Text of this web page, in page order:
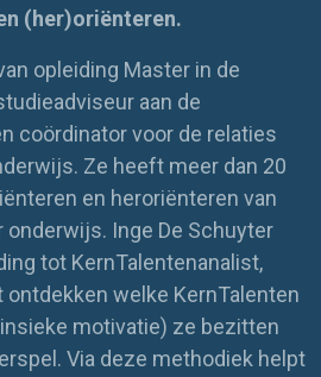
(her)oriënteren.
opleiding Master in de
aan de
coördinator voor de relaties
Ze heeft meer dan 20
en heroriënteren van
onderwijs. Inge De Schuyter
tot KernTalentenanalist,
ontdekken welke KernTalenten
motivatie) ze bezitten
Via deze methodiek helpt